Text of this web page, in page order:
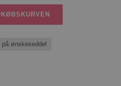
ønskeseddel